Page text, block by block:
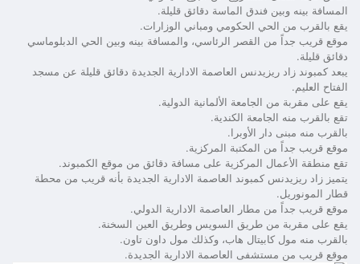
المسافة بينه وبين فندق الماسة دقائق قليلة.
يقع بالقرب من الحي الحكومي ومباني الوزارات.
موقع قريب جداً من القصر الرئاسي، والمسافة بينه وبين الحي الدبلوماسي
دقائق قليلة.
يبعد كمبوند زاد ريزيدنس العاصمة الادارية الجديدة دقائق قليلة عن مسجد
الفتاح العليم.
يقع على مقربة من الجامعة الألمانية الدولية.
تقع بالقرب منه الجامعة الكندية.
بالقرب منه مبنى دار الأوبرا.
موقع قريب جداً من المكتبة المركزية.
تقع منطقة الأعمال المركزية على مسافة دقائق من موقع الكمبوند.
يتميز زاد ريزيدنس كمبوند العاصمة الادارية الجديدة بأنه قريب من محطة
قطار المونوريل.
موقع قريب جداً من مطار العاصمة الادارية الدولي.
يقع على مقربة من طريق السويس وطريق العين السخنة.
بالقرب منه مول كابيتال هاب، وكذلك مول داون تاون.
موقع قريب من مستشفى العاصمة الادارية الجديدة.